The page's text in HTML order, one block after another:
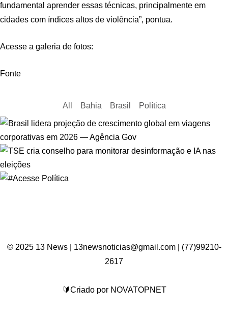
fundamental aprender essas técnicas, principalmente em
cidades com índices altos de violência”, pontua.
Acesse a galeria de fotos:
Fonte
All Bahia Brasil Política
© 2025 13 News | 13newsnoticias@gmail.com | (77)99210-
2617
🔰Criado por NOVATOPNET